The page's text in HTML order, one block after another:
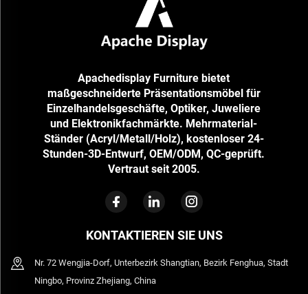
Apachedisplay Furniture bietet
maßgeschneiderte Präsentationsmöbel für
Einzelhandelsgeschäfte, Optiker, Juweliere
und Elektronikfachmärkte. Mehrmaterial-
Ständer (Acryl/Metall/Holz), kostenloser 24-
Stunden-3D-Entwurf, OEM/ODM, QC-geprüft.
Vertraut seit 2005.
KONTAKTIEREN SIE UNS
Nr. 72 Wengjia-Dorf, Unterbezirk Shangtian, Bezirk Fenghua, Stadt
Ningbo, Provinz Zhejiang, China